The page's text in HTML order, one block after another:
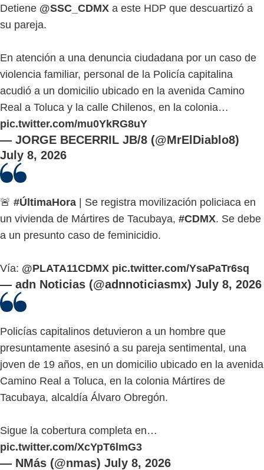
Detiene @SSC_CDMX a este HDP que descuartizó a
su pareja.
En atención a una denuncia ciudadana por un caso de
violencia familiar, personal de la Policía capitalina
acudió a un domicilio ubicado en la avenida Camino
Real a Toluca y la calle Chilenos, en la colonia…
pic.twitter.com/mu0YkRG8uY
— JORGE BECERRIL JB/8 (@MrElDiablo8)
July 8, 2026
🚨 #ÚltimaHora | Se registra movilización policiaca en
un vivienda de Mártires de Tacubaya, #CDMX. Se debe
a un presunto caso de feminicidio.
Vía: @PLATA11CDMX pic.twitter.com/YsaPaTr6sq
— adn Noticias (@adnnoticiasmx) July 8, 2026
Policías capitalinos detuvieron a un hombre que
presuntamente asesinó a su pareja sentimental, una
joven de 19 años, en un domicilio ubicado en la avenida
Camino Real a Toluca, en la colonia Mártires de
Tacubaya, alcaldía Álvaro Obregón.
Sigue la cobertura completa en…
pic.twitter.com/XcYpT6lmG3
— NMás (@nmas) July 8, 2026